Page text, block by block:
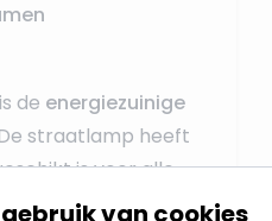
is de energiezuinige
straatlamp heeft
is voor alle
van cookies